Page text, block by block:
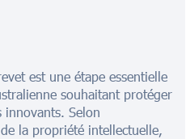
est une étape essentielle
souhaitant protéger
innovants. Selon
la propriété intellectuelle,